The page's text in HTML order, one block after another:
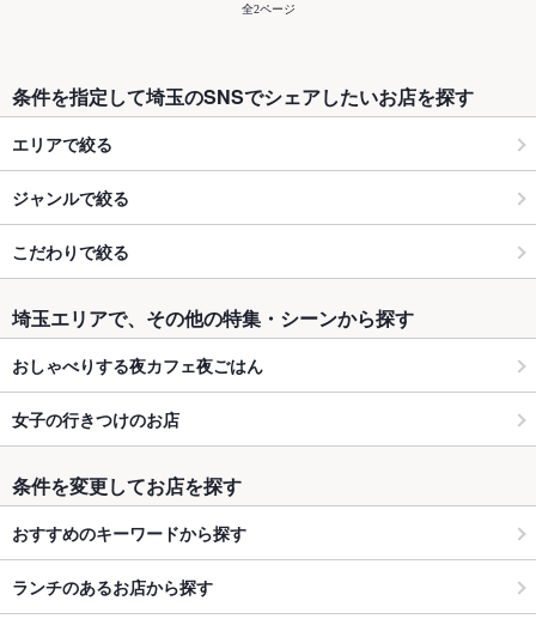
全2ページ
条件を指定して埼玉のSNSでシェアしたいお店を探す
エリアで絞る
ジャンルで絞る
こだわりで絞る
埼玉エリアで、その他の特集・シーンから探す
おしゃべりする夜カフェ夜ごはん
女子の行きつけのお店
条件を変更してお店を探す
おすすめのキーワードから探す
ランチのあるお店から探す